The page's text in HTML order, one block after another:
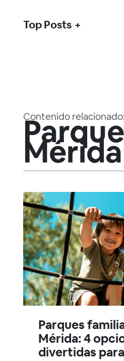
Contenido relacionado:
Mérida
Parques
Mérida: 4
divertidas
Top Posts